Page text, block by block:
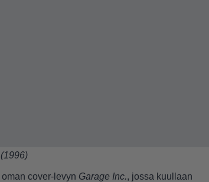
cover-levyn Garage Inc., jossa kuullaan